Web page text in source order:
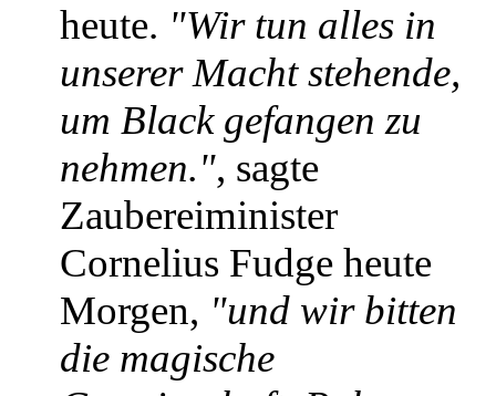
heute. "Wir tun alles in
unserer Macht stehende,
um Black gefangen zu
nehmen.", sagte
Zaubereiminister
Cornelius Fudge heute
Morgen, "und wir bitten
die magische